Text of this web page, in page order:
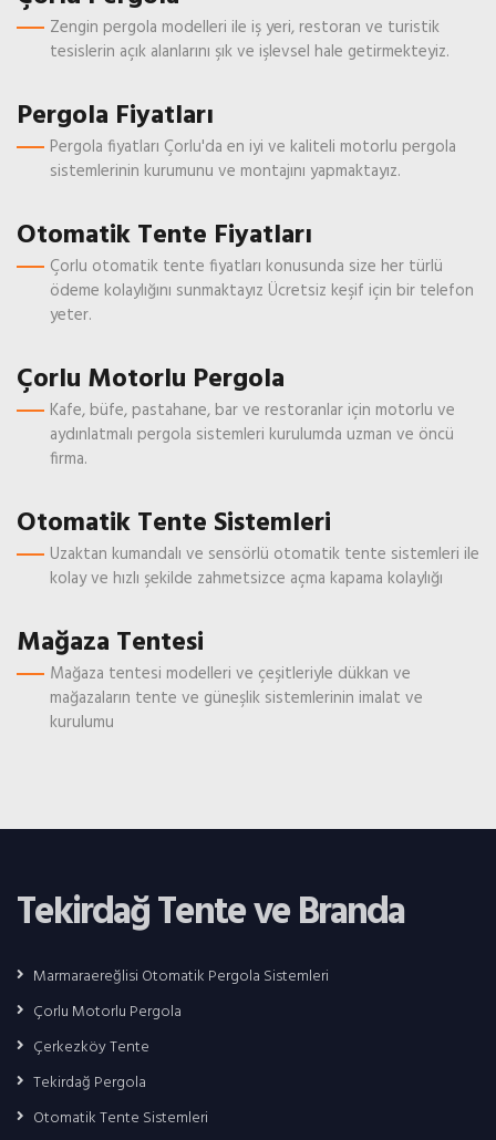
Zengin pergola modelleri ile iş yeri, restoran ve turistik
tesislerin açık alanlarını şık ve işlevsel hale getirmekteyiz.
Pergola Fiyatları
Pergola fiyatları Çorlu'da en iyi ve kaliteli motorlu pergola
sistemlerinin kurumunu ve montajını yapmaktayız.
Otomatik Tente Fiyatları
Çorlu otomatik tente fiyatları konusunda size her türlü
ödeme kolaylığını sunmaktayız Ücretsiz keşif için bir telefon
yeter.
Çorlu Motorlu Pergola
Kafe, büfe, pastahane, bar ve restoranlar için motorlu ve
aydınlatmalı pergola sistemleri kurulumda uzman ve öncü
firma.
Otomatik Tente Sistemleri
Uzaktan kumandalı ve sensörlü otomatik tente sistemleri ile
kolay ve hızlı şekilde zahmetsizce açma kapama kolaylığı
Mağaza Tentesi
Mağaza tentesi modelleri ve çeşitleriyle dükkan ve
mağazaların tente ve güneşlik sistemlerinin imalat ve
kurulumu
Tekirdağ Tente ve Branda
Marmaraereğlisi Otomatik Pergola Sistemleri
Çorlu Motorlu Pergola
Çerkezköy Tente
Tekirdağ Pergola
Otomatik Tente Sistemleri